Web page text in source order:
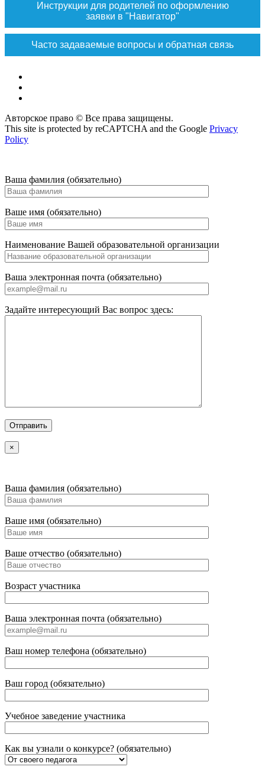
Инструкции для родителей по оформлению
заявки в "Навигатор"
Часто задаваемые вопросы и обратная связь
Авторское право © Все права защищены.
This site is protected by reCAPTCHA and the Google Privacy
Policy
Ваша фамилия (обязательно)
Ваше имя (обязательно)
Наименование Вашей образовательной организации
Ваша электронная почта (обязательно)
Задайте интересующий Вас вопрос здесь:
×
Ваша фамилия (обязательно)
Ваше имя (обязательно)
Ваше отчество (обязательно)
Возраст участника
Ваша электронная почта (обязательно)
Ваш номер телефона (обязательно)
Ваш город (обязательно)
Учебное заведение участника
Как вы узнали о конкурсе? (обязательно)